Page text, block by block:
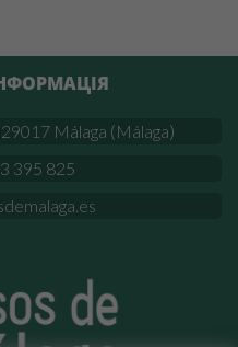
Málaga (Málaga)
395 825